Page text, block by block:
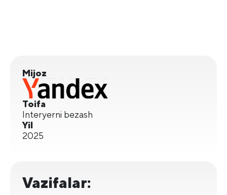
Mijoz
Toifa
Interyerni bezash
Yil
2025
Vazifalar: